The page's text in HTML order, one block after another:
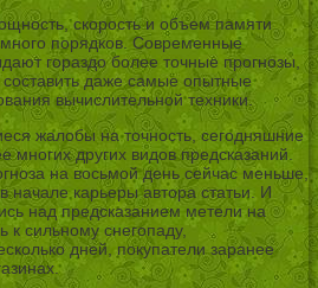
скорость и объем памяти
порядков. Современные
гораздо более точные прогнозы,
даже самые опытные
вычислительной техники.
жалобы на точность, сегодняшние
многих других видов предсказаний.
на восьмой день сейчас меньше,
начале карьеры автора статьи. И
над предсказанием метели на
к сильному снегопаду,
дней, покупатели заранее